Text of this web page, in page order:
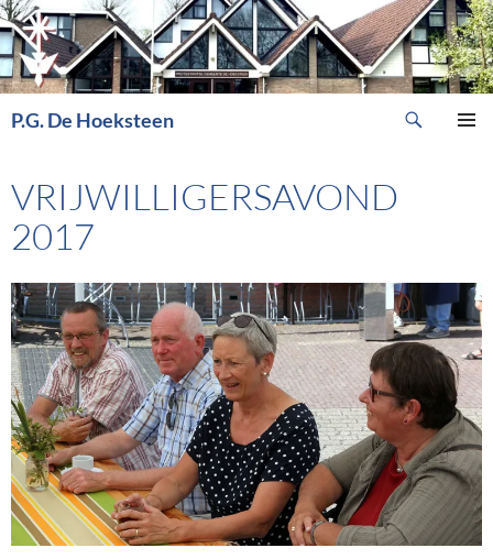
Ga
naar
de
inhoud
P.G. De Hoeksteen
VRIJWILLIGERSAVOND
2017